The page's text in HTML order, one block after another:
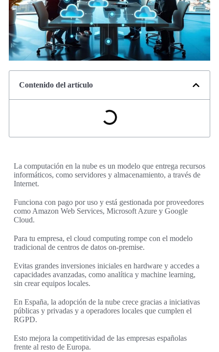
Contenido del artículo
La computación en la nube es un modelo que entrega recursos
informáticos, como servidores y almacenamiento, a través de
Internet.
Funciona con pago por uso y está gestionada por proveedores
como Amazon Web Services, Microsoft Azure y Google
Cloud.
Para tu empresa, el cloud computing rompe con el modelo
tradicional de centros de datos on-premise.
Evitas grandes inversiones iniciales en hardware y accedes a
capacidades avanzadas, como analítica y machine learning,
sin crear equipos locales.
En España, la adopción de la nube crece gracias a iniciativas
públicas y privadas y a operadores locales que cumplen el
RGPD.
Esto mejora la competitividad de las empresas españolas
frente al resto de Europa.